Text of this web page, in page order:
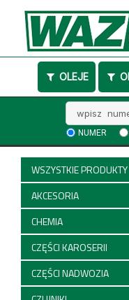
OLEJE
numer
NUMER
WSZYSTKIE PRODUKTY
AKCESORIA
CHEMIA
CZĘŚCI KAROSERII
CZĘŚCI NADWOZIA